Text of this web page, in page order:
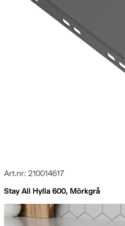
Art.nr: 210014617
Stay All Hylla 600, Mörkgrå